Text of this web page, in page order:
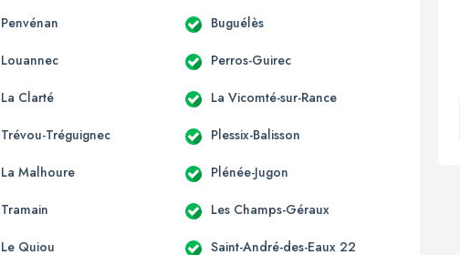
Penvénan Buguélès
Louannec Perros-Guirec
La Clarté La Vicomté-sur-Rance
Trévou-Tréguignec Plessix-Balisson
La Malhoure Plénée-Jugon
Tramain Les Champs-Géraux
Le Quiou Saint-André-des-Eaux 22